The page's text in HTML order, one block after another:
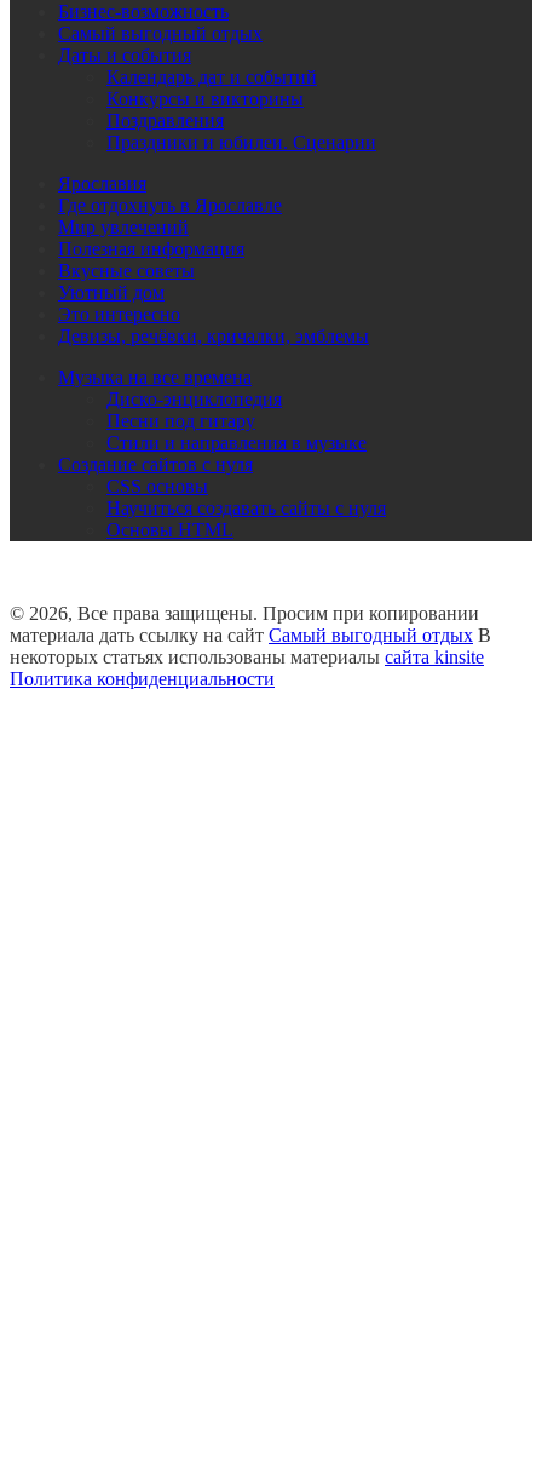
Бизнес-возможность
Самый выгодный отдых
Даты и события
Календарь дат и событий
Конкурсы и викторины
Поздравления
Праздники и юбилеи. Сценарии
Ярославия
Где отдохнуть в Ярославле
Мир увлечений
Полезная информация
Вкусные советы
Уютный дом
Это интересно
Девизы, речёвки, кричалки, эмблемы
Музыка на все времена
Диско-энциклопедия
Песни под гитару
Стили и направления в музыке
Создание сайтов с нуля
CSS основы
Научиться создавать сайты с нуля
Основы HTML
© 2026, Все права защищены. Просим при копировании
материала дать ссылку на сайт Самый выгодный отдых В
некоторых статьях использованы материалы сайта kinsite
Политика конфиденциальности